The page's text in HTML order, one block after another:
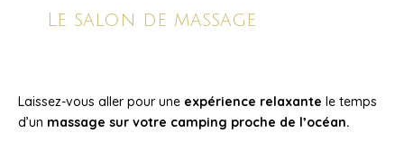
Le salon de massage
Laissez-vous aller pour une expérience relaxante le temps
d’un massage sur votre camping proche de l’océan.